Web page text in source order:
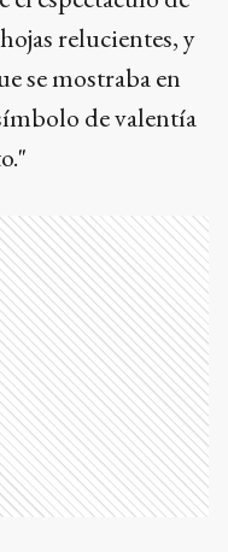
relucientes, y
se mostraba en
de valentía